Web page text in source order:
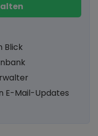
Blick
E-Mail-Updates